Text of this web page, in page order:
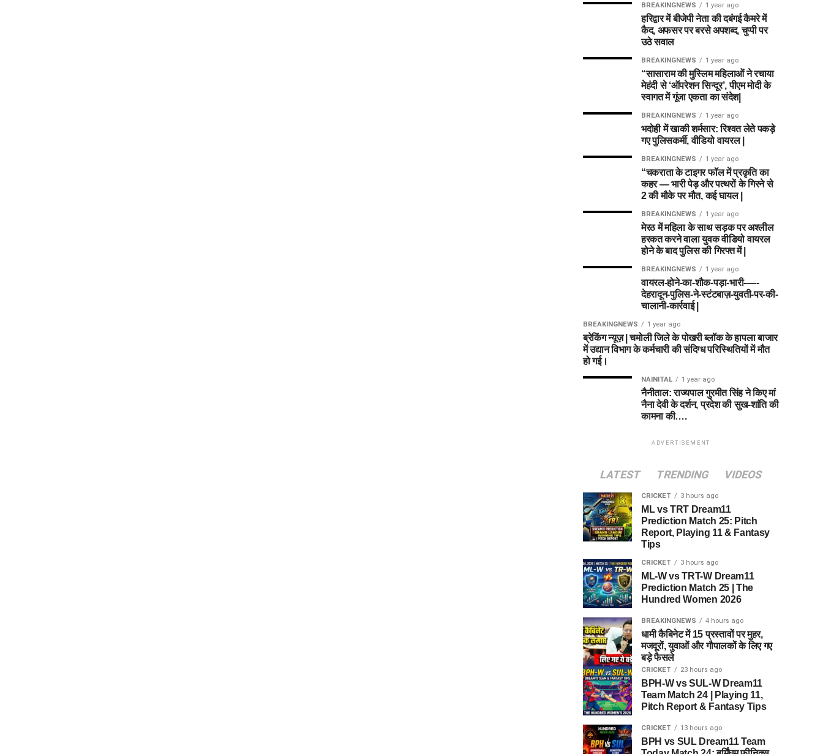
BREAKINGNEWS 1 year ago
हरिद्वार में बीजेपी नेता की दबंगई कैमरे में
कैद, अफसर पर बरसे अपशब्द, चुप्पी पर
उठे सवाल
BREAKINGNEWS 1 year ago
“सासाराम की मुस्लिम महिलाओं ने रचाया
मेहंदी से ‘ऑपरेशन सिन्दूर’, पीएम मोदी के
स्वागत में गूंजा एकता का संदेश|
BREAKINGNEWS 1 year ago
भदोही में खाकी शर्मसार: रिश्वत लेते पकड़े
गए पुलिसकर्मी, वीडियो वायरल |
BREAKINGNEWS 1 year ago
“चकराता के टाइगर फॉल में प्रकृति का
कहर — भारी पेड़ और पत्थरों के गिरने से
2 की मौके पर मौत, कई घायल |
BREAKINGNEWS 1 year ago
मेरठ में महिला के साथ सड़क पर अश्लील
हरकत करने वाला युवक वीडियो वायरल
होने के बाद पुलिस की गिरफ्त में |
BREAKINGNEWS 1 year ago
वायरल-होने-का-शौक-पड़ा-भारी-—-
देहरादून-पुलिस-ने-स्टंटबाज़-युवती-पर-की-
चालानी-कार्रवाई |
BREAKINGNEWS 1 year ago
ब्रेकिंग न्यूज़ | चमोली जिले के पोखरी ब्लॉक के हापला बाजार
में उद्यान विभाग के कर्मचारी की संदिग्ध परिस्थितियों में मौत
हो गई।
NAINITAL 1 year ago
नैनीताल: राज्यपाल गुरमीत सिंह ने किए मां
नैना देवी के दर्शन, प्रदेश की सुख-शांति की
कामना की….
ADVERTISEMENT
LATEST TRENDING VIDEOS
CRICKET 3 hours ago
ML vs TRT Dream11
Prediction Match 25: Pitch
Report, Playing 11 & Fantasy
Tips
CRICKET 3 hours ago
ML-W vs TRT-W Dream11
Prediction Match 25 | The
Hundred Women 2026
BREAKINGNEWS 4 hours ago
धामी कैबिनेट में 15 प्रस्तावों पर मुहर,
मजदूरों, युवाओं और गौपालकों के लिए गए
बड़े फैसले
CRICKET 23 hours ago
BPH-W vs SUL-W Dream11
Team Match 24 | Playing 11,
Pitch Report & Fantasy Tips
CRICKET 13 hours ago
BPH vs SUL Dream11 Team